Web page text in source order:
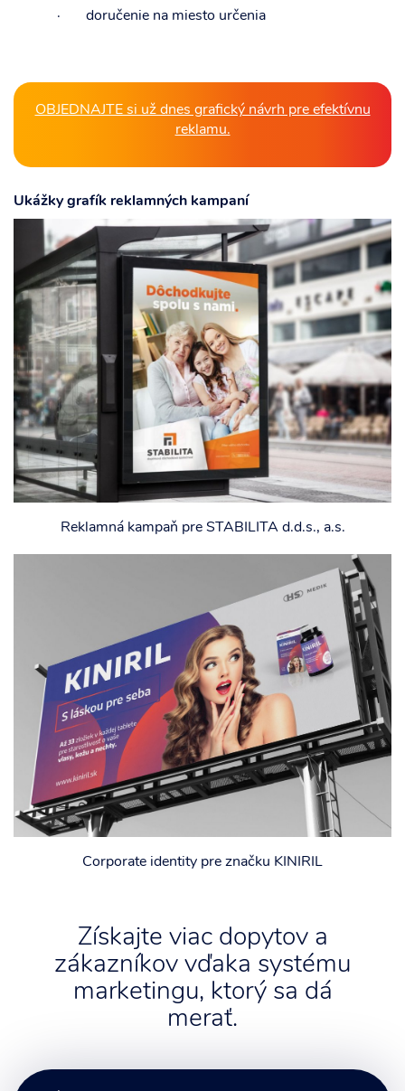
· doručenie na miesto určenia
OBJEDNAJTE si už dnes grafický návrh pre efektívnu
reklamu.
Ukážky grafík reklamných kampaní
Reklamná kampaň pre STABILITA d.d.s., a.s.
Corporate identity pre značku KINIRIL
Získajte viac dopytov a
zákazníkov vďaka systému
marketingu, ktorý sa dá
merať.